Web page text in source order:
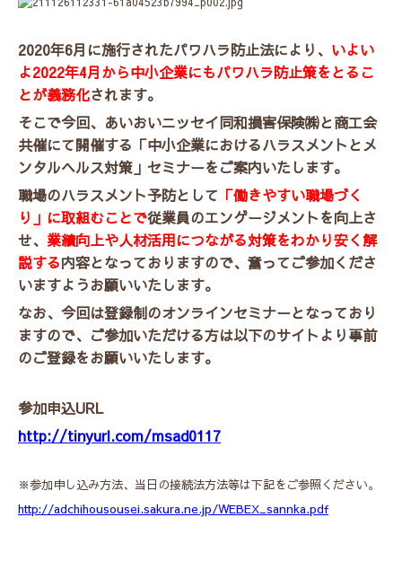
2020年6月に施行されたパワハラ防止法により、 いよい
よ2022年4月から中小企業にもパワハラ防止策をとるこ
とが義務化されます。
そこで今回、あいおいニッセイ同和損害保険㈱と商工会
共催にて開催する「中小企業におけるハラスメントとメ
ンタルヘルス対策」セミナーをご案内いたします。
職場のハラスメント予防として 「働きやすい職場づく
り」に取組むことで従業員のエンゲージメントを向上さ
せ、 業績向上や人材活用につながる対策をわかり安く解
説する内容となっておりますので、奮ってご参加くださ
いますようお願いいたします。
なお、今回は登録制のオンラインセミナーとなっており
ますので、ご参加いただける方は以下のサイトより事前
のご登録をお願いいたします。
参加申込URL
http://tinyurl.com/msad0117
※参加申し込み方法、当日の接続法方法等は下記をご参照ください。
http://adchihousousei.sakura.ne.jp/WEBEX_sannka.pdf